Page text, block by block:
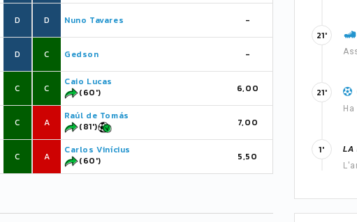
D
D
C
C
C
D Nuno Tavares -
C Gedson -
C
Caio Lucas
(60')
6,00
A
Raúl de Tomás
(81')
7,00
A
Carlos Vinícius
(60')
5,50
21'
21'
LA
1'